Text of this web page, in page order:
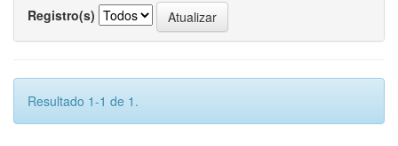
Registro(s)
Resultado 1-1 de 1.